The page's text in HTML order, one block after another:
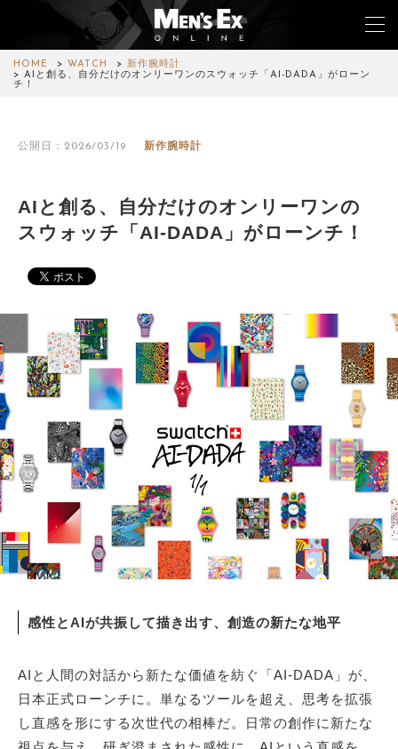
HOME WATCH
新作腕時計
AIと創る、自分だけのオンリーワンのスウォッチ「AI-DADA」がローン
チ！
公開日：2026/03/19 新作腕時計
AIと創る、自分だけのオンリーワンの
スウォッチ「AI-DADA」がローンチ！
感性とAIが共振して描き出す、創造の新たな地平
AIと人間の対話から新たな価値を紡ぐ「AI-DADA」が、
日本正式ローンチに。単なるツールを超え、思考を拡張
し直感を形にする次世代の相棒だ。日常の創作に新たな
FASHION
WATCH
CAR&BIKE
LIFESTYLE
COLUMN
MAGAZINE
ABOUT SITE
サイトマップ